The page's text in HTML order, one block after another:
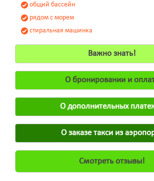
общий бассейн
рядом с морем
стиральная машинка
Важно знать!
О бронировании и
О дополнительных
О заказе такси из
Смотреть отзывы!